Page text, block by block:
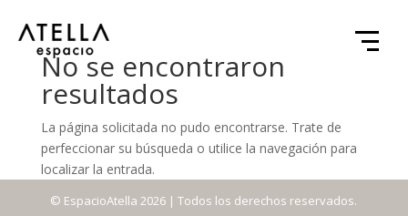
No se encontraron
resultados
La página solicitada no pudo encontrarse. Trate de
perfeccionar su búsqueda o utilice la navegación para
localizar la entrada.
© EspacioAtella 2026 | Todos los derechos reservados.